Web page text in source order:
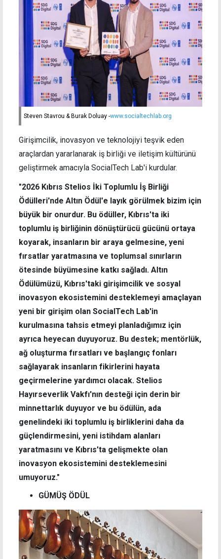
Steven Stavrou & Burak Doluay -www.socialtechlab.org
Girişimcilik, inovasyon ve teknolojiyi teşvik eden
araçlardan yararlanarak iş birliği ve iletişim kültürünü
geliştirmek amacıyla SocialTech Lab'i kurdular.
"2026 Kıbrıs Stelios İki Toplumlu İş Birliği
Ödülleri'nde Altın Ödül'e layık görülmek bizim için
büyük bir onurdur. Bu ödüller, Kıbrıs'ta iki
toplumlu iş birliğinin dönüştürücü gücünü ortaya
koyarak, insanların bir araya gelmesine, yeni
fırsatlar yaratmasına ve toplumsal sınırların
ötesinde büyümesine katkı sağladı. Altın
Ödülümüzü, Kıbrıs'taki girişimcilik ve sosyal
inovasyon ekosistemini desteklemeyi amaçlayan
yeni bir girişim olan SocialTech Lab'in
kurulmasına tahsis etmeyi planladığımız için
ayrıca heyecan duyuyoruz. Bu destek; mentörlük,
ağ oluşturma fırsatları ve başlangıç fonları
sağlayarak insanların fikirlerini hayata
geçirmelerine yardımcı olacak. Stelios
Hayırseverlik Vakfı'nın desteği için derin bir
minnettarlık duyuyor ve bu ödülün, ada
genelindeki iki toplumlu iş birliklerini daha da
güçlendirmesini, yeni istihdam alanları
yaratmasını ve Kıbrıs'ta gelişmekte olan
inovasyon ekosistemini desteklemesini
umuyoruz."
GÜMÜŞ ÖDÜL